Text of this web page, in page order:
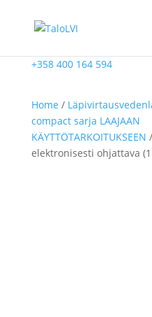
+358 400 164 594
Home /
compact sarja LAAJAAN
KÄYTTÖTARKOITUKSEEN
elektronisesti ohjattava